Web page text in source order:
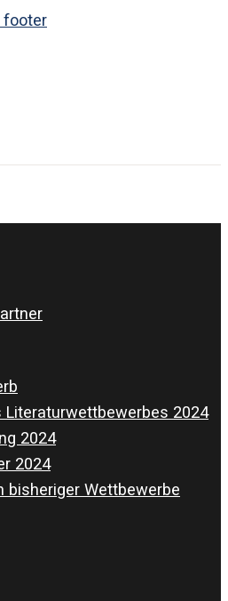
footer
Literaturwettbewerbes 2024
2024
2024
bisheriger Wettbewerbe